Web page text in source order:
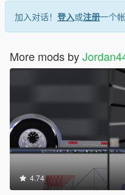
加入对话！ 登入或注册一个
More mods by
4.74